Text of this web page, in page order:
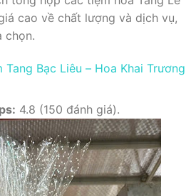
cao về chất lượng và dịch vụ,
chọn.
Bạc Liêu – Hoa Khai Trương
4.8 (150 đánh giá).